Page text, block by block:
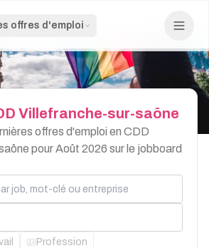
offres d'emploi
Villefranche-sur-saône
offres d'emploi en CDD
pour Août 2026 sur le jobboard
mot-clé ou entreprise
Profession